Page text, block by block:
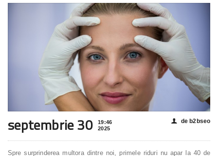
septembrie 30
19:46
2025
👤 de b2bseo
Spre surprinderea multora dintre noi, primele riduri nu apar la 40 de